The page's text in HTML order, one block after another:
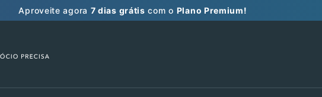
Aproveite agora 7 dias grátis com o Plano Premium!